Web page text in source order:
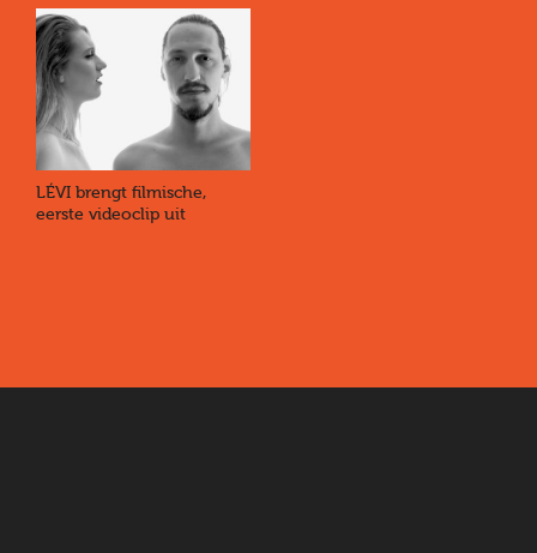
LÉVI brengt filmische,
eerste videoclip uit